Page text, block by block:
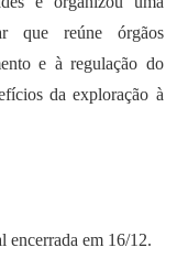
que reúne órgãos
e à regulação do
da exploração à
encerrada em 16/12.